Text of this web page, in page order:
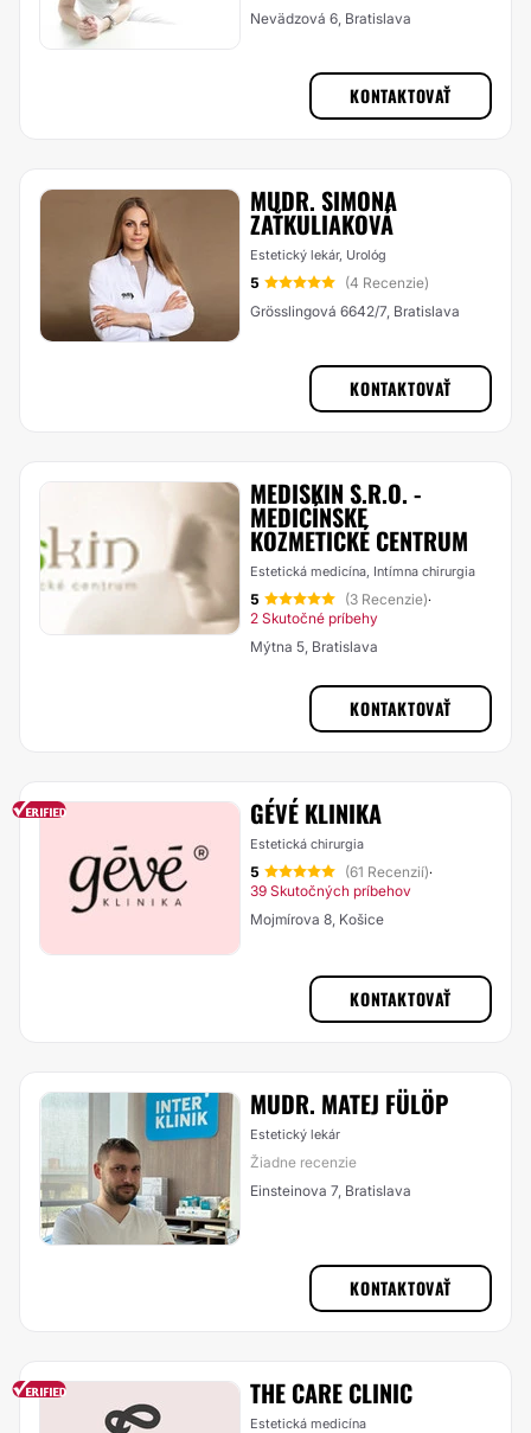
Nevädzová 6, Bratislava
KONTAKTOVAŤ
MUDR. SIMONA
ZAŤKULIAKOVÁ
Estetický lekár, Urológ
5
(4 Recenzie)
Grösslingová 6642/7, Bratislava
KONTAKTOVAŤ
MEDISKIN S.R.O. -
MEDICÍNSKE
KOZMETICKÉ CENTRUM
Estetická medicína, Intímna chirurgia
5 (3 Recenzie)·
2 Skutočné príbehy
Mýtna 5, Bratislava
KONTAKTOVAŤ
GÉVÉ KLINIKA
Estetická chirurgia
5 (61 Recenzií)·
39 Skutočných príbehov
Mojmírova 8, Košice
KONTAKTOVAŤ
MUDR. MATEJ FÜLÖP
Estetický lekár
Žiadne recenzie
Einsteinova 7, Bratislava
KONTAKTOVAŤ
THE CARE CLINIC
Estetická medicína